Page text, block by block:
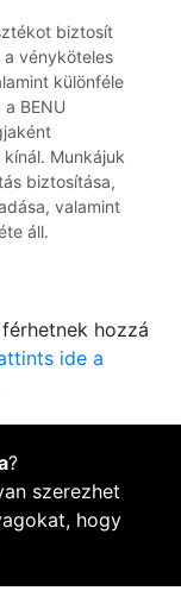
biztosít
a vényköteles
különféle
BENU
Munkájuk
biztosítása,
valamint
áll.
hozzá
ide a
?
szerezhet
hogy